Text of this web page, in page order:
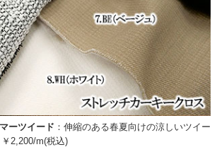
ーツイード ： 伸縮のある春夏向けの涼しいツイー
2,200/m(税込)